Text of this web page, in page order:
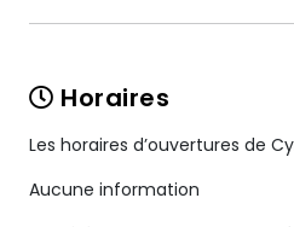
Horaires
Les horaires d’ouvertures de
Aucune information